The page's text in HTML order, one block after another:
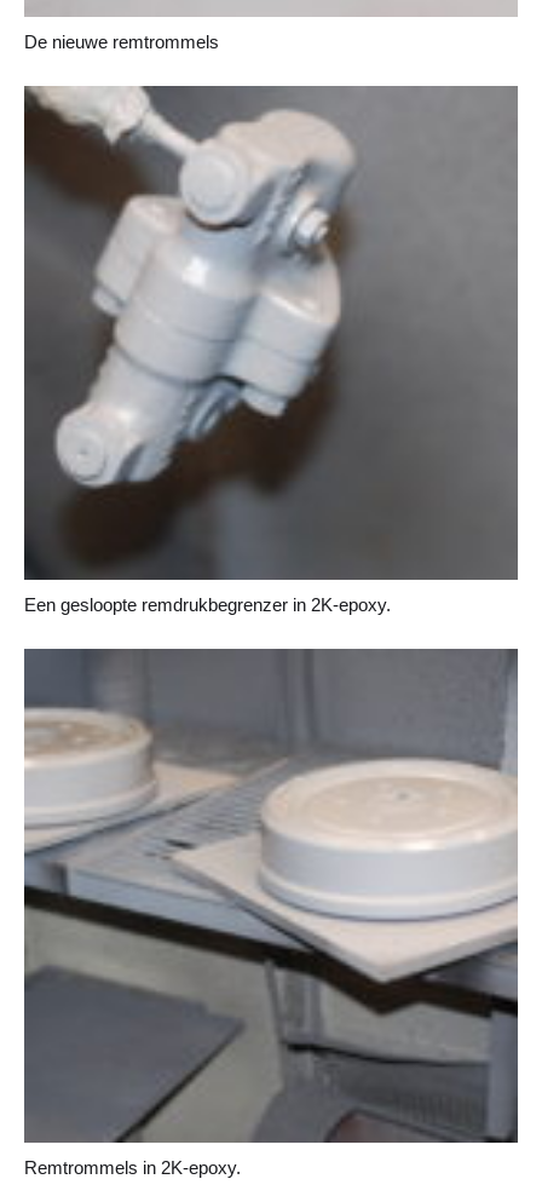
De nieuwe remtrommels
Een gesloopte remdrukbegrenzer in 2K-epoxy.
Remtrommels in 2K-epoxy.